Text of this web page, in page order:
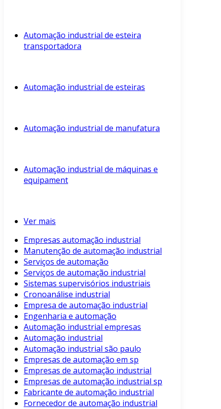
Automação industrial de esteira
transportadora
Automação industrial de esteiras
Automação industrial de manufatura
Automação industrial de máquinas e
equipament
Ver mais
Empresas automação industrial
Manutenção de automação industrial
Serviços de automação
Serviços de automação industrial
Sistemas supervisórios industriais
Cronoanálise industrial
Empresa de automação industrial
Engenharia e automação
Automação industrial empresas
Automação industrial
Automação industrial são paulo
Empresas de automação em sp
Empresas de automação industrial
Empresas de automação industrial sp
Fabricante de automação industrial
Fornecedor de automação industrial